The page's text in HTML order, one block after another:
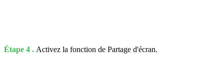
Étape 4 . Activez la fonction de Partage d'écran.